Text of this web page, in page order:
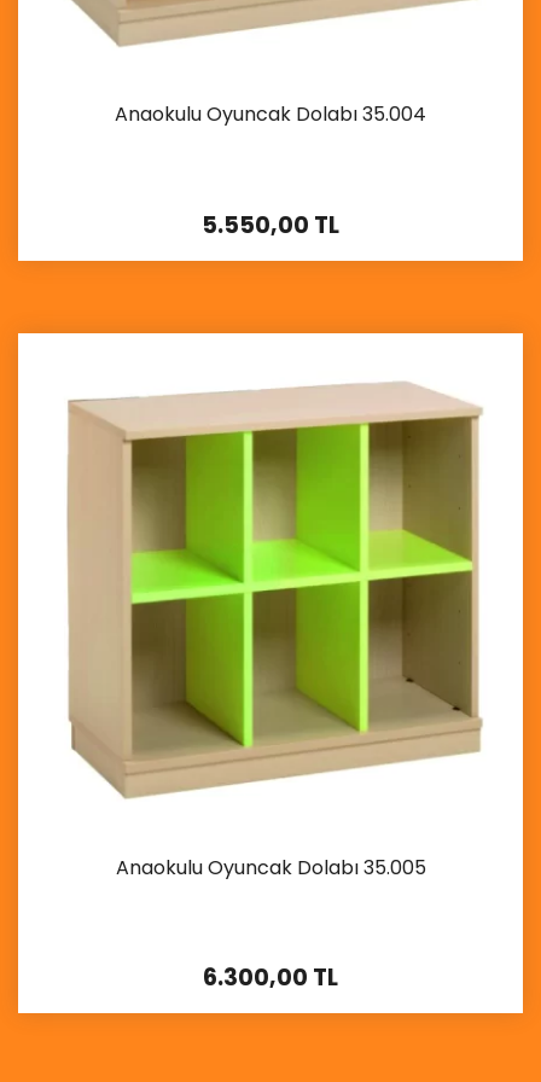
Anaokulu Oyuncak Dolabı 35.004
5.550,00 TL
İncele
Anaokulu Oyuncak Dolabı 35.005
6.300,00 TL
İncele